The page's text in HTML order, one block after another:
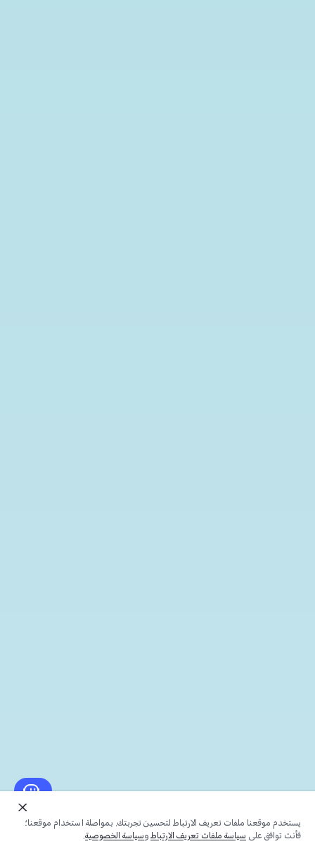
يستخدم موقعنا ملفات تعريف الارتباط لتحسين تجربتك. بمواصلة استخدام موقعنا؛
فأنت توافق علىسياسة ملفات تعريف الارتباطوسياسة الخصوصية.